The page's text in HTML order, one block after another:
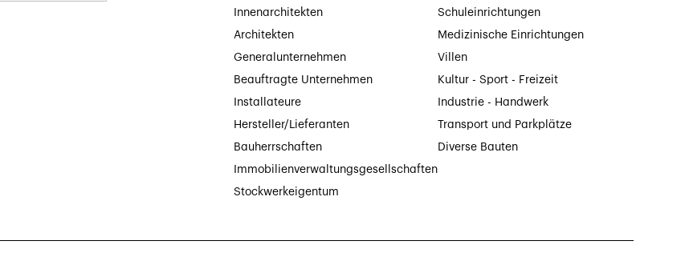
Innenarchitekten
Architekten
Generalunternehmen
Beauftragte Unternehmen
Installateure
Hersteller/Lieferanten
Bauherrschaften
Immobilienverwaltungsgesellschaften
Stockwerkeigentum
Schuleinrichtungen
Medizinische Einrichtungen
Villen
Kultur - Sport - Freizeit
Industrie - Handwerk
Transport und Parkplätze
Diverse Bauten